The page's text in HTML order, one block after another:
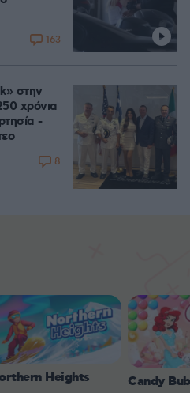
163
στην
χρόνια
-
8
Heights Candy